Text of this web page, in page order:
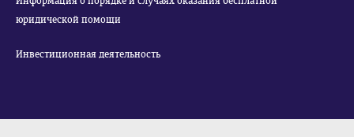
юридической помощи
Инвестиционная деятельность